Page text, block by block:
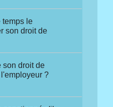
temps le
son droit de
son droit de
?